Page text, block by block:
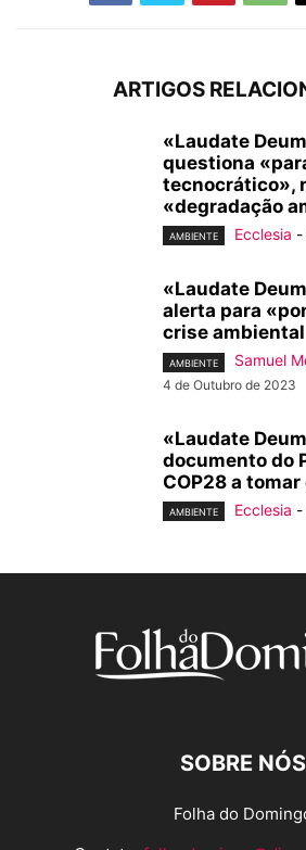
ARTIGOS
«Laudate
questiona
tecnocrático»,
«degradação
AMBIENTE Ecclesia -
«Laudate
alerta para
crise ambiental
AMBIENTE Samuel
4 de Outubro de 2023
«Laudate
documento do
COP28 a
AMBIENTE Ecclesia -
SOBRE NÓS
Folha do